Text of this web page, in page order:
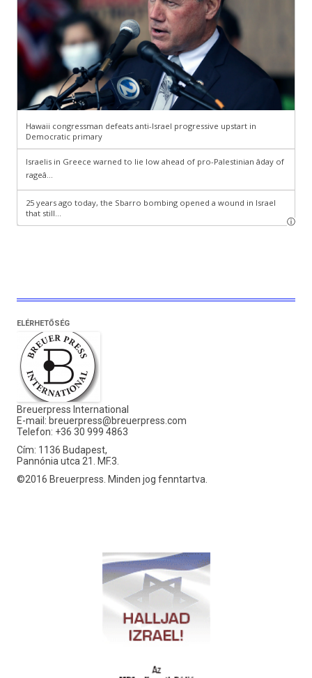
ELÉRHETŐSÉG
Breuerpress International
E-mail: breuerpress@breuerpress.com
Telefon: +36 30 999 4863
Cím: 1136 Budapest,
Pannónia utca 21. MF.3.
©2016 Breuerpress. Minden jog fenntartva.